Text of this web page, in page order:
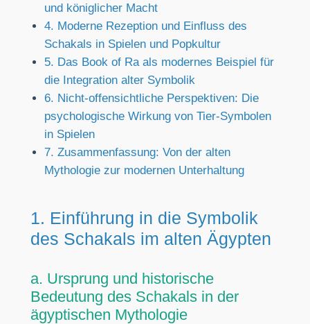
und königlicher Macht
4. Moderne Rezeption und Einfluss des
Schakals in Spielen und Popkultur
5. Das Book of Ra als modernes Beispiel für
die Integration alter Symbolik
6. Nicht-offensichtliche Perspektiven: Die
psychologische Wirkung von Tier-Symbolen
in Spielen
7. Zusammenfassung: Von der alten
Mythologie zur modernen Unterhaltung
1. Einführung in die Symbolik
des Schakals im alten Ägypten
a. Ursprung und historische
Bedeutung des Schakals in der
ägyptischen Mythologie